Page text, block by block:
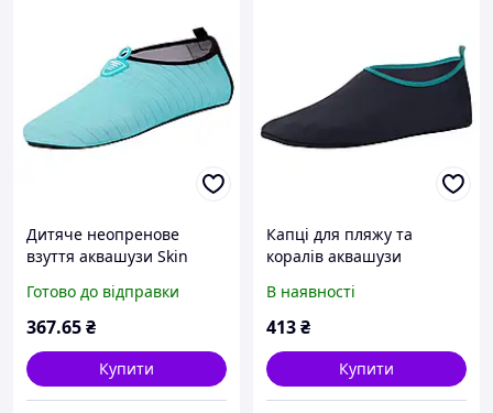
Дитяче неопренове
взуття аквашузи Skin
синій для активного
відпочинку
Готово до відправки
367.65₴
Купити
Капці для пляжу та
коралів аквашузи
розмір 35-36 Black-Mint
В наявності
413₴
Купити